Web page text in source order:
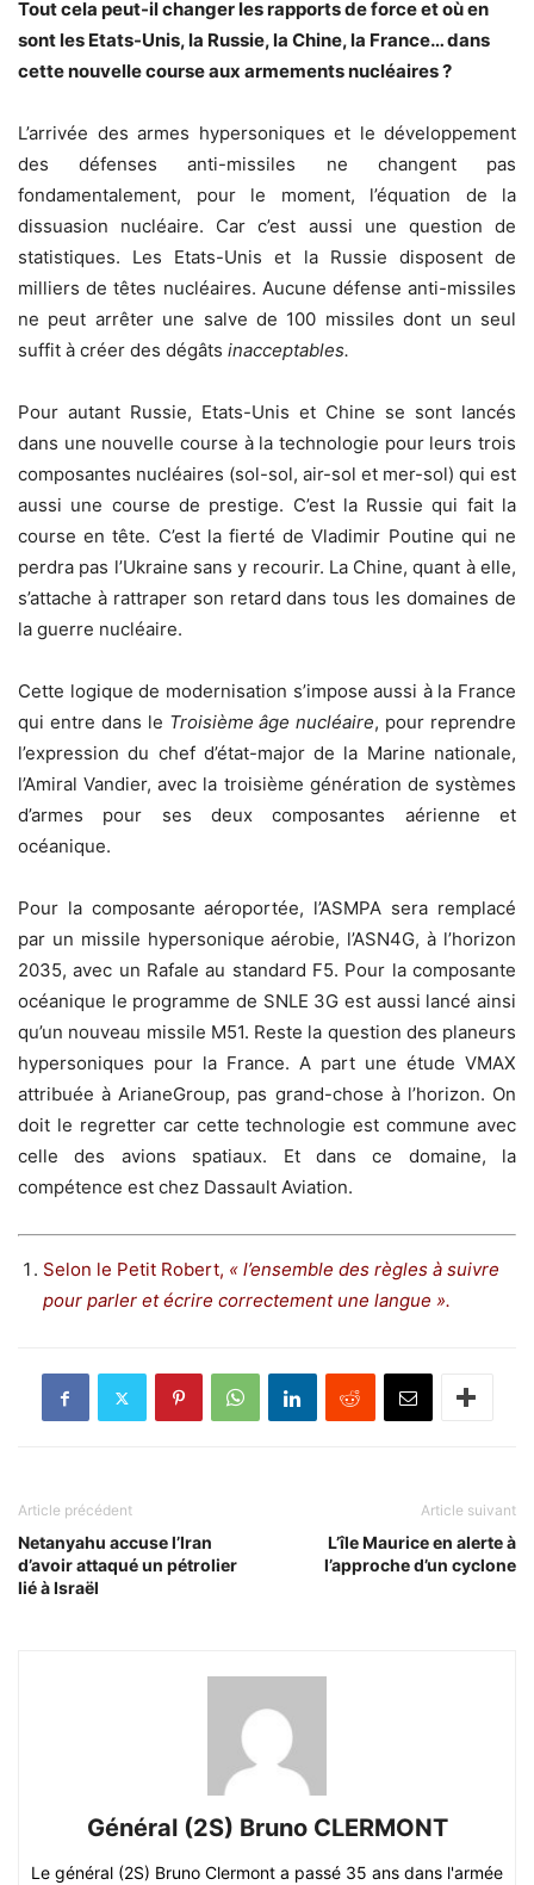
Tout cela peut-il changer les rapports de force et où en
sont les Etats-Unis, la Russie, la Chine, la France… dans
cette nouvelle course aux armements nucléaires ?
L’arrivée des armes hypersoniques et le développement
des défenses anti-missiles ne changent pas
fondamentalement, pour le moment, l’équation de la
dissuasion nucléaire. Car c’est aussi une question de
statistiques. Les Etats-Unis et la Russie disposent de
milliers de têtes nucléaires. Aucune défense anti-missiles
ne peut arrêter une salve de 100 missiles dont un seul
suffit à créer des dégâts inacceptables.
Pour autant Russie, Etats-Unis et Chine se sont lancés
dans une nouvelle course à la technologie pour leurs trois
composantes nucléaires (sol-sol, air-sol et mer-sol) qui est
aussi une course de prestige. C’est la Russie qui fait la
course en tête. C’est la fierté de Vladimir Poutine qui ne
perdra pas l’Ukraine sans y recourir. La Chine, quant à elle,
s’attache à rattraper son retard dans tous les domaines de
la guerre nucléaire.
Cette logique de modernisation s’impose aussi à la France
qui entre dans le Troisième âge nucléaire, pour reprendre
l’expression du chef d’état-major de la Marine nationale,
l’Amiral Vandier, avec la troisième génération de systèmes
d’armes pour ses deux composantes aérienne et
océanique.
Pour la composante aéroportée, l’ASMPA sera remplacé
par un missile hypersonique aérobie, l’ASN4G, à l’horizon
2035, avec un Rafale au standard F5. Pour la composante
océanique le programme de SNLE 3G est aussi lancé ainsi
qu’un nouveau missile M51. Reste la question des planeurs
hypersoniques pour la France. A part une étude VMAX
attribuée à ArianeGroup, pas grand-chose à l’horizon. On
doit le regretter car cette technologie est commune avec
celle des avions spatiaux. Et dans ce domaine, la
compétence est chez Dassault Aviation.
Selon le Petit Robert, « l’ensemble des règles à suivre
pour parler et écrire correctement une langue ».
Article précédent
Netanyahu accuse l’Iran
d’avoir attaqué un pétrolier
lié à Israël
Article suivant
L’île Maurice en alerte à
l’approche d’un cyclone
Général (2S) Bruno CLERMONT
Le général (2S) Bruno Clermont a passé 35 ans dans l'armée